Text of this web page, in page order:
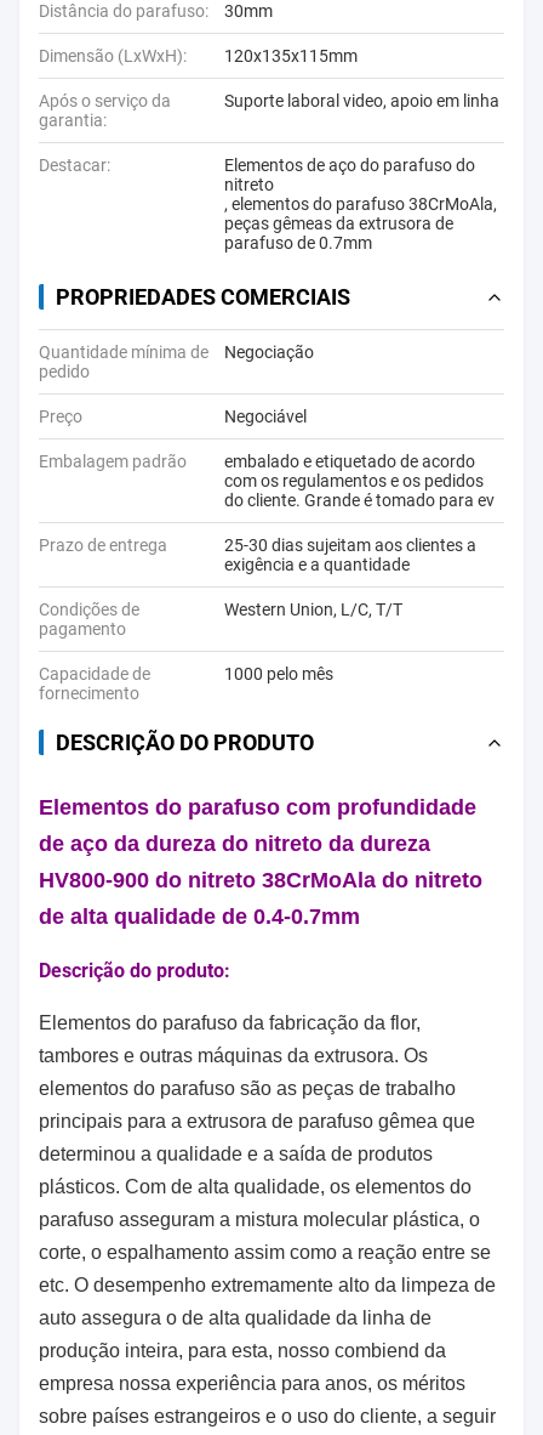
Distância do parafuso: 30mm
Dimensão (LxWxH): 120x135x115mm
Após o serviço da
garantia:
Suporte laboral video, apoio em linha
Destacar:
Elementos de aço do parafuso do
nitreto
, elementos do parafuso 38CrMoAla,
peças gêmeas da extrusora de
parafuso de 0.7mm
PROPRIEDADES COMERCIAIS
Quantidade mínima de
pedido
Negociação
Preço Negociável
Embalagem padrão
embalado e etiquetado de acordo
com os regulamentos e os pedidos
do cliente. Grande é tomado para ev
Prazo de entrega
25-30 dias sujeitam aos clientes a
exigência e a quantidade
Condições de
pagamento
Western Union, L/C, T/T
Capacidade de
fornecimento
1000 pelo mês
DESCRIÇÃO DO PRODUTO
Elementos do parafuso com profundidade
de aço da dureza do nitreto da dureza
HV800-900 do nitreto 38CrMoAla do nitreto
de alta qualidade de 0.4-0.7mm
Descrição do produto:
Elementos do parafuso da fabricação da flor,
tambores e outras máquinas da extrusora. Os
elementos do parafuso são as peças de trabalho
principais para a extrusora de parafuso gêmea que
determinou a qualidade e a saída de produtos
plásticos. Com de alta qualidade, os elementos do
parafuso asseguram a mistura molecular plástica, o
corte, o espalhamento assim como a reação entre se
etc. O desempenho extremamente alto da limpeza de
auto assegura o de alta qualidade da linha de
produção inteira, para esta, nosso combiend da
empresa nossa experiência para anos, os méritos
sobre países estrangeiros e o uso do cliente, a seguir